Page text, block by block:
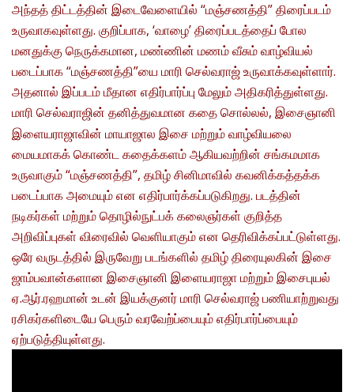
அந்தத் திட்டத்தின் இடைவேளையில் “மஞ்சணத்தி” திரைப்படம்
உருவாகவுள்ளது. குறிப்பாக, ‘வாழை’ திரைப்படத்தைப் போல
மனதுக்கு நெருக்கமான, மண்ணின் மணம் வீசும் வாழ்வியல்
படைப்பாக “மஞ்சணத்தி”யை மாரி செல்வராஜ் உருவாக்கவுள்ளார்.
அதனால் இப்படம் மீதான எதிர்பார்ப்பு மேலும் அதிகரித்துள்ளது.
மாரி செல்வராஜின் தனித்துவமான கதை சொல்லல், இசைஞானி
இளையராஜாவின் மாயாஜால இசை மற்றும் வாழ்வியலை
மையமாகக் கொண்ட கதைக்களம் ஆகியவற்றின் சங்கமமாக
உருவாகும் “மஞ்சணத்தி”, தமிழ் சினிமாவில் கவனிக்கத்தக்க
படைப்பாக அமையும் என எதிர்பார்க்கப்படுகிறது. படத்தின்
நடிகர்கள் மற்றும் தொழில்நுட்பக் கலைஞர்கள் குறித்த
அறிவிப்புகள் விரைவில் வெளியாகும் என தெரிவிக்கப்பட்டுள்ளது.
ஒரே வருடத்தில் இருவேறு படங்களில் தமிழ் திரையுலகின் இசை
ஜாம்பவான்களான இசைஞானி இளையராஜா மற்றும் இசைபுயல்
ஏ.ஆர்.ரஹமான் உடன் இயக்குனர் மாரி செல்வராஜ் பணியாற்றுவது
ரசிகர்களிடையே பெரும் வரவேற்ப்பையும் எதிர்பார்ப்பையும்
ஏற்படுத்தியுள்ளது.